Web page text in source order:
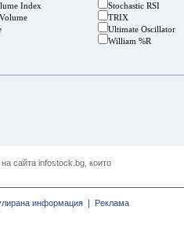
Index
Stochastic RSI
TRIX
Ultimate Oscillator
William %R
сайта infostock.bg, които
информация | Реклама